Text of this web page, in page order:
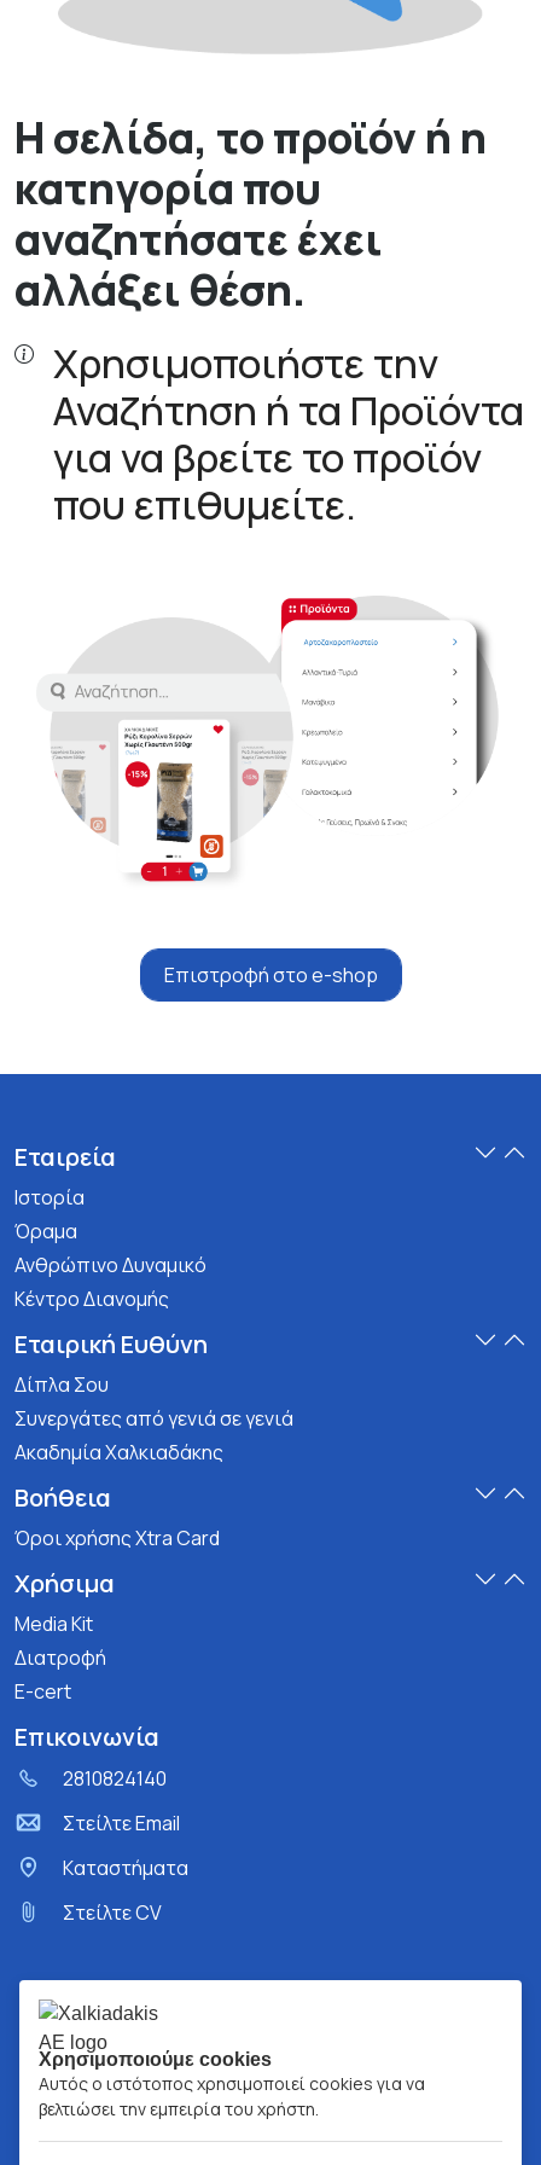
Η σελίδα, το προϊόν ή η
κατηγορία που
αναζητήσατε έχει
αλλάξει θέση.
Χρησιμοποιήστε την
Αναζήτηση ή τα Προϊόντα
για να βρείτε το προϊόν
που επιθυμείτε.
Επιστροφή στο e-shop
Εταιρεία
Ιστορία
Όραμα
Ανθρώπινο Δυναμικό
Κέντρο Διανομής
Εταιρική Ευθύνη
Δίπλα Σου
Συνεργάτες από γενιά σε γενιά
Ακαδημία Χαλκιαδάκης
Βοήθεια
Όροι χρήσης Xtra Card
Χρήσιμα
Media Kit
Διατροφή
E-cert
Επικοινωνία
2810824140
Στείλτε Email
Kαταστήματα
Στείλτε CV
Χρησιμοποιούμε cookies
Αυτός ο ιστότοπος χρησιμοποιεί cookies για να
βελτιώσει την εμπειρία του χρήστη.